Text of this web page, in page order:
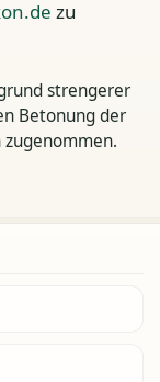
zu
strengerer
Betonung der